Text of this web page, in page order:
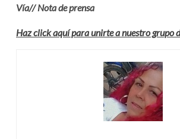
Vía// Nota de prensa
Haz click aquí para unirte a nuestro grupo